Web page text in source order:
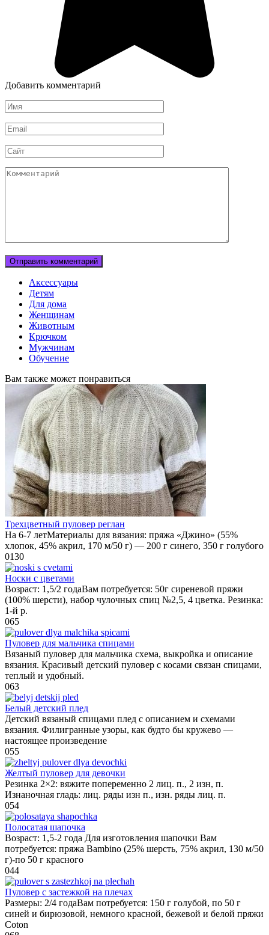
Добавить комментарий
Имя
Email
Сайт
Комментарий
Аксессуары
Детям
Для дома
Женщинам
Животным
Крючком
Мужчинам
Обучение
Вам также может понравиться
Трехцветный пуловер реглан
На 6-7 летМатериалы для вязания: пряжа «Джино» (55%
хлопок, 45% акрил, 170 м/50 г) — 200 г синего, 350 г голубого
0130
Носки с цветами
Возраст: 1,5/2 годаВам потребуется: 50г сиреневой пряжи
(100% шерсти), набор чулочных спиц №2,5, 4 цветка. Резинка:
1-й р.
065
Пуловер для мальчика спицами
Вязаный пуловер для мальчика схема, выкройка и описание
вязания. Красивый детский пуловер с косами связан спицами,
теплый и удобный.
063
Белый детский плед
Детский вязаный спицами плед с описанием и схемами
вязания. Филигранные узоры, как будто бы кружево —
настоящее произведение
055
Желтый пуловер для девочки
Резинка 2×2: вяжите попеременно 2 лиц. п., 2 изн, п.
Изнаночная гладь: лиц. ряды изн п., изн. ряды лиц. п.
054
Полосатая шапочка
Возраст: 1,5-2 года Для изготовления шапочки Вам
потребуется: пряжа Bambino (25% шерсть, 75% акрил, 130 м/50
г)-по 50 г красного
044
Пуловер с застежкой на плечах
Размеры: 2/4 годаВам потребуется: 150 г голубой, по 50 г
синей и бирюзовой, немного красной, бежевой и белой пряжи
Coton